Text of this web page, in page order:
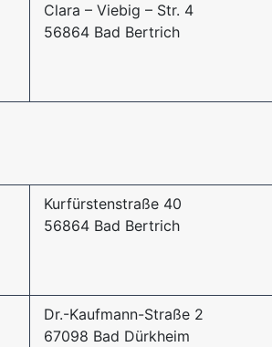
Clara – Viebig – Str. 4
56864 Bad Bertrich
Kurfürstenstraße 40
56864 Bad Bertrich
Dr.-Kaufmann-Straße 2
67098 Bad Dürkheim